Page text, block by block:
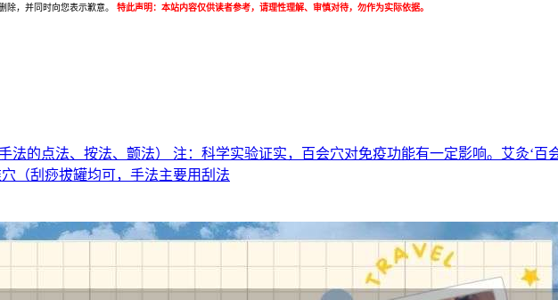
除，并同时向您表示歉意。
特此声明：本站内容仅供读者参考，请理性理解、审慎对待，勿作为实际依据。
法的点法、按法、颤法） 注：科学实验证实，百会穴对免疫功能有一定影响。艾灸‘
（刮痧拔罐均可，手法主要用刮法